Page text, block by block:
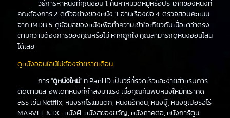
วิธีการหาหนังที่คุณชอบ 1. ค้นหาหมวดหมู่หรือประเภทของหนังที่
คุณต้องการ 2. ดูตัวอย่างของหนัง 3. อ่านเรื่องย่อ 4. ตรวจสอบคะแนน
จาก IMDB 5. ดูข้อมูลของหนังเพื่อทำความเข้าใจเกี่ยวกับเนื้อหาว่าตรง
ตามความต้องการของคุณหรือไม่ หากถูกใจ คุณสามารถดูหนังออนไลน์
ได้เลย
ดูหนังออนไลน์ไม่ต้องจ่ายรายเดือน
การ "ดูหนังใหม่" ที่ PanHD เป็นวิธีที่รวดเร็วและง่ายสำหรับการ
ติดตามและอัพเดทหนังที่กำลังมาแรง เมื่อคุณค้นพบหนังใหม่ที่เราคัด
สรร เช่น Netflix, หนังรักโรแมนติก, หนังแอ็คชั่น, หนังบู๊, หนังซุเปอร์ฮีโร่
MARVEL & DC, หนังผี, หนังสยองขวัญ, หนังภาคต่อ, หนังการ์ตูน,